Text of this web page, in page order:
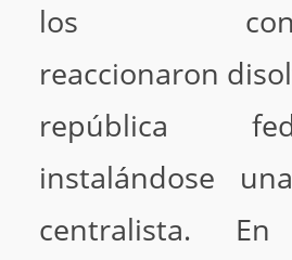
los
reaccionaron
república
instalándose
centralista.